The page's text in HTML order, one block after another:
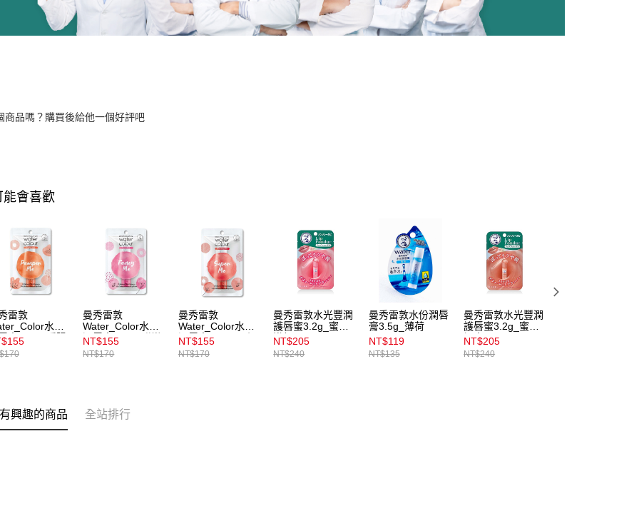
商品嗎？購買後給他一個好評吧
能會喜歡
雷敦
水彩
膏3g_02暖陽
曼秀雷敦
Water_Color水彩
潤唇膏3g_03甜戀
粉
NT$155
NT$170
曼秀雷敦
Water_Color水彩
潤唇膏3g_01閃耀
紅
NT$155
NT$170
曼秀雷敦水光豐潤
護唇蜜3.2g_蜜光
嫩粉
NT$205
NT$240
曼秀雷敦水份潤唇
膏3.5g_薄荷
NT$119
NT$135
曼秀雷敦水光豐潤
護唇蜜3.2g_蜜光
裸杏
NT$205
NT$240
興趣的商品 全站排行